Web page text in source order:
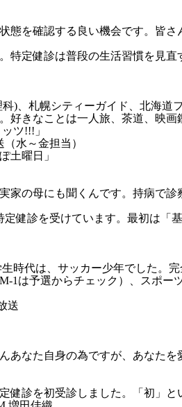
態を確認する良い機会です。皆さ
特定健診は普段の生活習慣を見
)、札幌シティーガイド、北海道
好きなことは一人旅、茶道、映画
ツ!!!」
（水～金担当）
土曜日」
家の母にも聞くんです。持病で
健診を受けています。最初は「
時代は、サッカー少年でした。
1は予選からチェック）、スポー
送
あなた自身の為ですが、あなた
健診を初受診しました。「初」